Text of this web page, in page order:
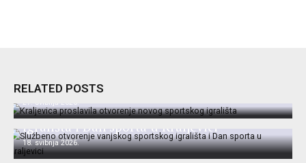
RELATED POSTS
sportskog igrališta
27. svibnja 2026.
Službeno otvorenje vanjskog sportskog
igrališta i Dan sporta u Kraljevici
18. svibnja 2026.
Cro Race 2025. prolazi kroz naš kraj